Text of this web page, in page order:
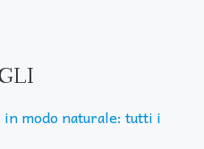
modo naturale: tutti i